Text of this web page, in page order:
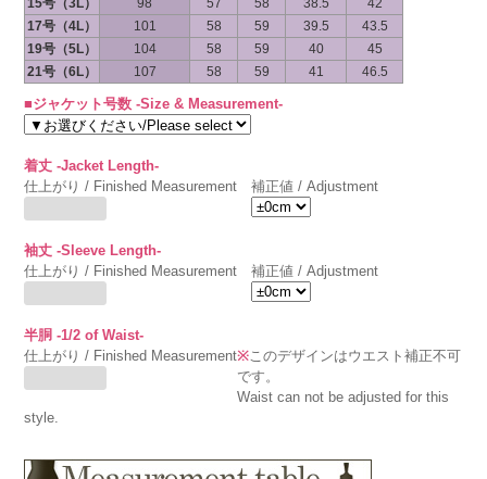
15号（3L） 98 57 58 38.5
42
17号（4L）
101 58 59 39.5
43.5
19号（5L）
104 58 59 40
45
21号（6L）
107 58 59 41 46.5
■ジャケット号数 -Size & Measurement-
着丈 -Jacket Length-
仕上がり / Finished Measurement
補正値 / Adjustment
袖丈 -Sleeve Length-
仕上がり / Finished Measurement
補正値 / Adjustment
半胴 -1/2 of Waist-
仕上がり / Finished Measurement※ このデザインはウエスト補正不可
です。
Waist can not be adjusted for this
style.